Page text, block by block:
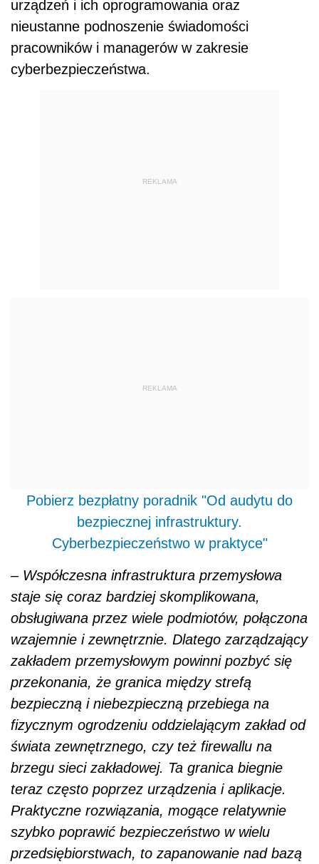
urządzeń i ich oprogramowania oraz
nieustanne podnoszenie świadomości
pracowników i managerów w zakresie
cyberbezpieczeństwa.
REKLAMA
REKLAMA
Pobierz bezpłatny poradnik "Od audytu do
bezpiecznej infrastruktury.
Cyberbezpieczeństwo w praktyce"
– Współczesna infrastruktura przemysłowa
staje się coraz bardziej skomplikowana,
obsługiwana przez wiele podmiotów, połączona
wzajemnie i zewnętrznie. Dlatego zarządzający
zakładem przemysłowym powinni pozbyć się
przekonania, że granica między strefą
bezpieczną i niebezpieczną przebiega na
fizycznym ogrodzeniu oddzielającym zakład od
świata zewnętrznego, czy też firewallu na
brzegu sieci zakładowej. Ta granica biegnie
teraz często poprzez urządzenia i aplikacje.
Praktyczne rozwiązania, mogące relatywnie
szybko poprawić bezpieczeństwo w wielu
przedsiębiorstwach, to zapanowanie nad bazą